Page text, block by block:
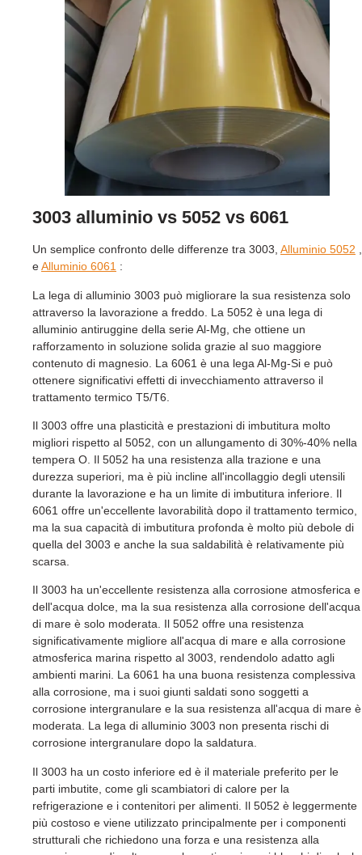
3003 alluminio vs 5052 vs 6061
Un semplice confronto delle differenze tra 3003, Alluminio 5052 ,
eAlluminio 6061 :
La lega di alluminio 3003 può migliorare la sua resistenza solo
attraverso la lavorazione a freddo. La 5052 è una lega di
alluminio antiruggine della serie Al-Mg, che ottiene un
rafforzamento in soluzione solida grazie al suo maggiore
contenuto di magnesio. La 6061 è una lega Al-Mg-Si e può
ottenere significativi effetti di invecchiamento attraverso il
trattamento termico T5/T6.
Il 3003 offre una plasticità e prestazioni di imbutitura molto
migliori rispetto al 5052, con un allungamento di 30%-40% nella
tempera O. Il 5052 ha una resistenza alla trazione e una
durezza superiori, ma è più incline all'incollaggio degli utensili
durante la lavorazione e ha un limite di imbutitura inferiore. Il
6061 offre un'eccellente lavorabilità dopo il trattamento termico,
ma la sua capacità di imbutitura profonda è molto più debole di
quella del 3003 e anche la sua saldabilità è relativamente più
scarsa.
Il 3003 ha un'eccellente resistenza alla corrosione atmosferica e
dell'acqua dolce, ma la sua resistenza alla corrosione dell'acqua
di mare è solo moderata. Il 5052 offre una resistenza
significativamente migliore all'acqua di mare e alla corrosione
atmosferica marina rispetto al 3003, rendendolo adatto agli
ambienti marini. La 6061 ha una buona resistenza complessiva
alla corrosione, ma i suoi giunti saldati sono soggetti a
corrosione intergranulare e la sua resistenza all'acqua di mare è
moderata. La lega di alluminio 3003 non presenta rischi di
corrosione intergranulare dopo la saldatura.
Il 3003 ha un costo inferiore ed è il materiale preferito per le
parti imbutite, come gli scambiatori di calore per la
refrigerazione e i contenitori per alimenti. Il 5052 è leggermente
più costoso e viene utilizzato principalmente per i componenti
strutturali che richiedono una forza e una resistenza alla